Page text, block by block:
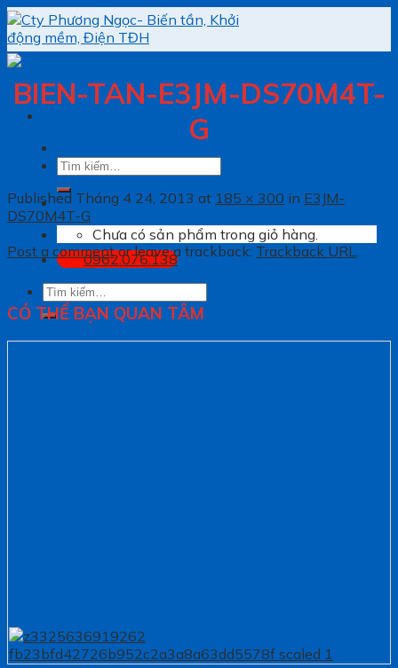
Skip
to
content
Tìm
Chưa có sản phẩm trong giỏ hàng.
0962.076.138
Tìm
kiếm:
BIEN-TAN-E3JM-DS70M4T-
G
Published Tháng 4 24, 2013 at 185 × 300 in E3JM-
DS70M4T-G
Post a commentor leave a trackback: Trackback URL
CÓ THỂ BẠN QUAN TÂM